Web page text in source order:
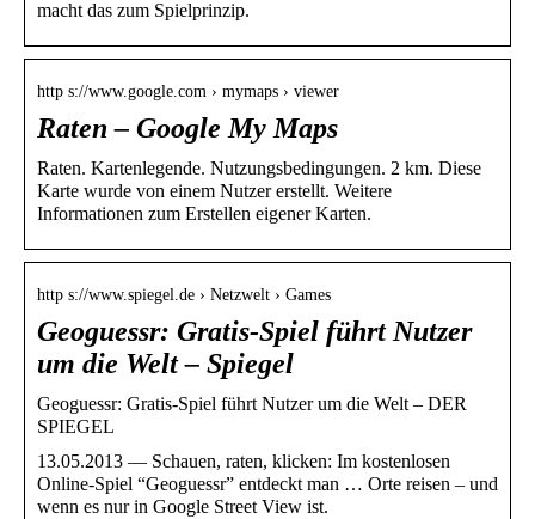
macht das zum Spielprinzip.
http s://www.google.com › mymaps › viewer
Raten – Google My Maps
Raten. Kartenlegende. Nutzungsbedingungen. 2 km. Diese
Karte wurde von einem Nutzer erstellt. Weitere
Informationen zum Erstellen eigener Karten.
http s://www.spiegel.de › Netzwelt › Games
Geoguessr: Gratis-Spiel führt Nutzer
um die Welt – Spiegel
Geoguessr: Gratis-Spiel führt Nutzer um die Welt – DER
SPIEGEL
13.05.2013 — Schauen, raten, klicken: Im kostenlosen
Online-Spiel “Geoguessr” entdeckt man … Orte reisen – und
wenn es nur in Google Street View ist.